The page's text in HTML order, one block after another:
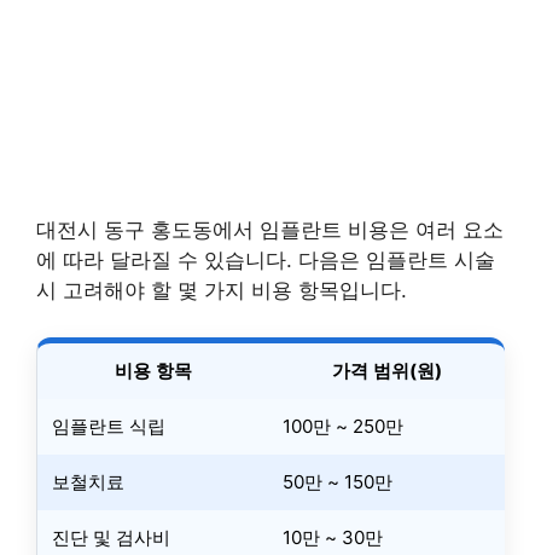
대전시 동구 홍도동에서 임플란트 비용은 여러 요소
에 따라 달라질 수 있습니다. 다음은 임플란트 시술
시 고려해야 할 몇 가지 비용 항목입니다.
비용 항목 가격 범위(원)
임플란트 식립 100만 ~ 250만
보철치료 50만 ~ 150만
진단 및 검사비 10만 ~ 30만